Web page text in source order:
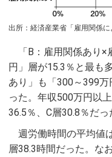
出所：経済産業省「雇用関係に
「B：雇用関係あり
円」層が15.3％と最も
あり」も「300～399
った。年収500万円以
36.5％、C層30.8％だっ
週労働時間の平均値
層38.3時間だった。な